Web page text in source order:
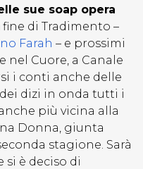
sue soap opera
di Tradimento –
Farah – e prossimi
nel Cuore, a Canale
i conti anche delle
dizi in onda tutti i
più vicina alla
Donna, giunta
stagione. Sarà
si è deciso di